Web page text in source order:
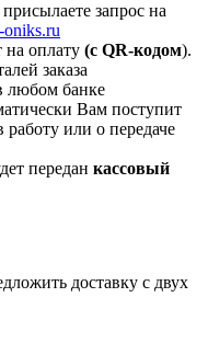
запрос на
oniks.ru
на оплату (с QR-кодом).
заказа
любом банке
Вам поступит
работу или о передаче
передан кассовый
доставку с двух